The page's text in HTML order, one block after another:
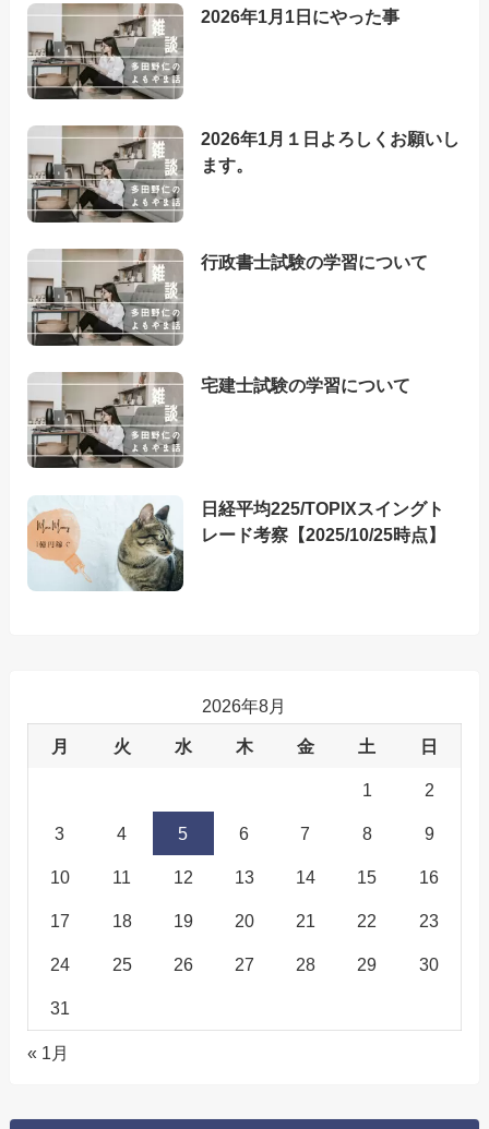
2026年1月1日にやった事
2026年1月１日よろしくお願いし
ます。
行政書士試験の学習について
宅建士試験の学習について
日経平均225/TOPIXスイングト
レード考察【2025/10/25時点】
2026年8月
月 火 水 木 金 土 日
1 2
3 4 5 6 7 8 9
10 11 12 13 14 15 16
17 18 19 20 21 22 23
24 25 26 27 28 29 30
31
« 1月